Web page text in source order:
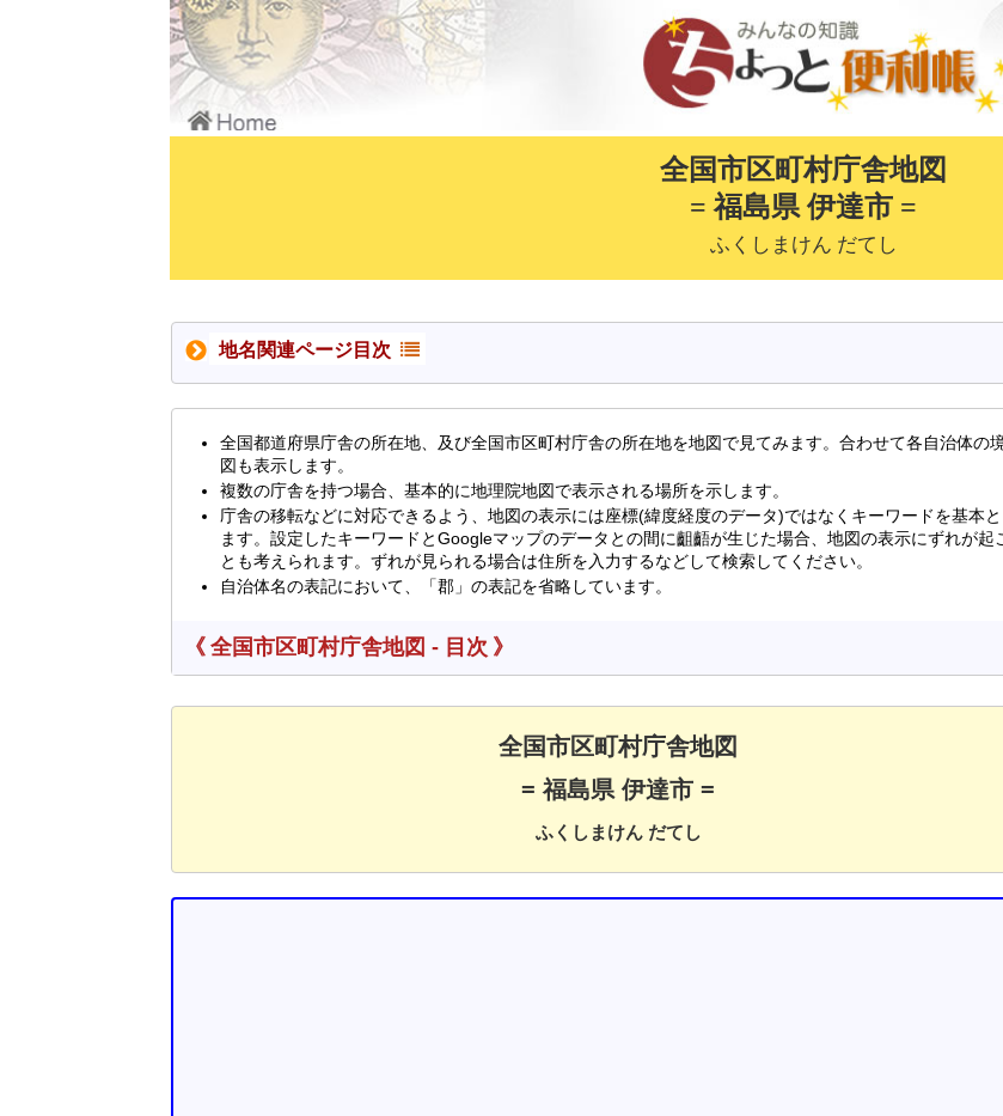
全国市区町村庁舎地図
= 福島県 伊達市 =
ふくしまけん だてし
地名関連ページ目次
全国都道府県庁舎の所在地、及び全国市区町村庁舎の所在地を地図で見てみます。合わせて各自治体の
図も表示します。
複数の庁舎を持つ場合、基本的に地理院地図で表示される場所を示します。
庁舎の移転などに対応できるよう、地図の表示には座標(緯度経度のデータ)ではなくキーワードを基本
ます。設定したキーワードとGoogleマップのデータとの間に齟齬が生じた場合、地図の表示にずれが起
とも考えられます。ずれが見られる場合は住所を入力するなどして検索してください。
自治体名の表記において、「郡」の表記を省略しています。
《 全国市区町村庁舎地図 - 目次 》
全国市区町村庁舎地図
= 福島県 伊達市 =
ふくしまけん だてし